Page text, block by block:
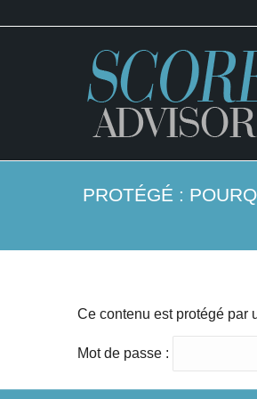
PROTÉGÉ :
Ce contenu est protégé par
Mot de passe :